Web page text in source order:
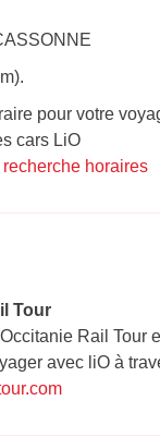
pour votre
cars LiO
horaires
Tour​
Rail Tour
avec liO à